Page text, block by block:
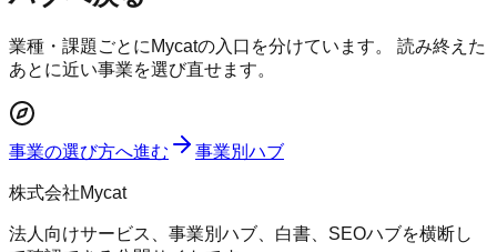
業種・課題ごとにMycatの入口を分けています。 読み終えた
あとに近い事業を選び直せます。
事業の選び方へ進む 事業別ハブ
株式会社Mycat
法人向けサービス、事業別ハブ、白書、SEOハブを横断し